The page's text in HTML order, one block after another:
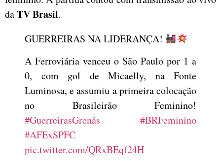
daTV Brasil.
GUERREIRAS NA LIDERANÇA!
A Ferroviária venceu o São Paulo por 1 a
0, com gol de Micaelly, na Fonte
Luminosa, e assumiu a primeira colocação
no Brasileirão Feminino!
#GuerreirasGrenás
#BRFeminino
#AFExSPFC
pic.twitter.com/QRxBEqf24H